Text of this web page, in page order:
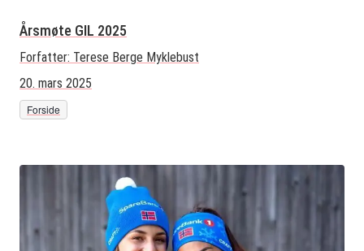
Årsmøte GIL 2025
Forfatter: Terese Berge Myklebust
20. mars 2025
Forside